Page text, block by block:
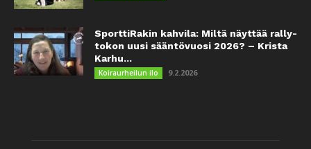
SporttiRakin kahvila: Miltä näyttää rally-
tokon uusi sääntövuosi 2026? – Krista
Karhu...
Koiraurheilun ilo 9.2.2026